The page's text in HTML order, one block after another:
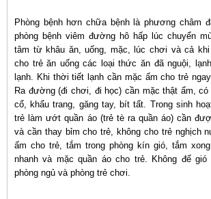
Phòng bệnh hơn chữa bệnh là phương châm
phòng bệnh viêm đường hô hấp lúc chuyển
tâm từ khâu ăn, uống, mặc, lúc chơi và cả khi
cho trẻ ăn uống các loại thức ăn đã nguội,
lạnh. Khi thời tiết lạnh cần mặc ấm cho trẻ
Ra đường (đi chơi, đi học) cần mặc thật ấm, có
cổ, khẩu trang, găng tay, bít tất. Trong sinh
trẻ làm ướt quần áo (trẻ tè ra quần áo) cần
và cần thay bỉm cho trẻ, không cho trẻ nghịch
ấm cho trẻ, tắm trong phòng kín gió, tắm
nhanh và mặc quần áo cho trẻ. Không để gió
phòng ngủ và phòng trẻ chơi.